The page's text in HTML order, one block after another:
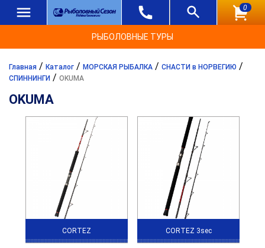
0
РЫБОЛОВНЫЕ ТУРЫ
Главная / Каталог / МОРСКАЯ РЫБАЛКА / СНАСТИ в НОРВЕГИЮ /
СПИННИНГИ / OKUMA
OKUMA
CORTEZ CORTEZ 3sec